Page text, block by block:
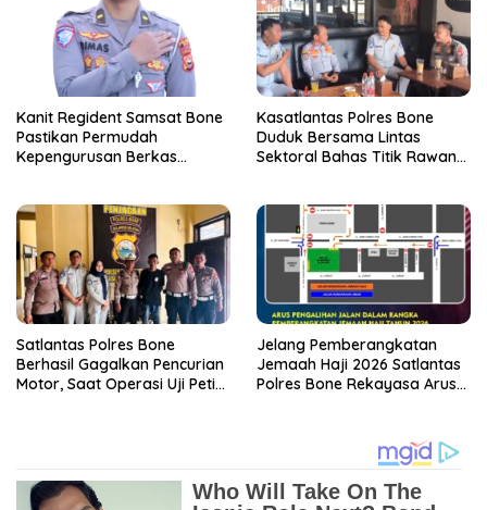
Kanit Regident Samsat Bone
Pastikan Permudah
Kepengurusan Berkas
Kasatlantas Polres Bone
Duduk Bersama Lintas
Sektoral Bahas Titik Rawan
Satlantas Polres Bone
Berhasil Gagalkan Pencurian
Motor, Saat Operasi Uji Petik
Jelang Pemberangkatan
Jemaah Haji 2026 Satlantas
Polres Bone Rekayasa Arus